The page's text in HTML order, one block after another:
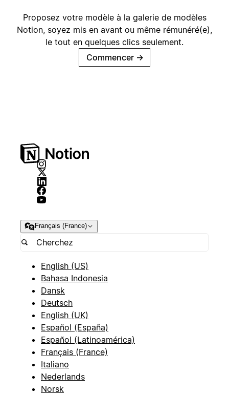
Proposez votre modèle à la galerie de modèles
Notion, soyez mis en avant ou même rémunéré(e),
le tout en quelques clics seulement.
Commencer →
Français (France)
English (US)
Bahasa Indonesia
Dansk
Deutsch
English (UK)
Español (España)
Español (Latinoamérica)
Français (France)
Italiano
Nederlands
Norsk